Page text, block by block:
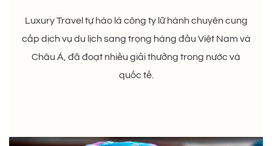
Luxury Travel tự hào là công ty lữ hành chuyên cung
cấp dịch vụ du lịch sang trọng hàng đầu Việt Nam và
Châu Á, đã đoạt nhiều giải thưởng trong nước và
quốc tế.